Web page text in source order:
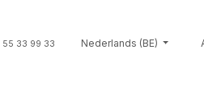
Giftcards
55 33 99 33 Nederlands (BE)